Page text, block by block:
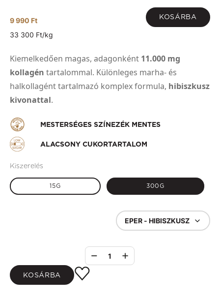
9 990 Ft KOSÁRBA
33 300 Ft/kg
Kiemelkedően magas, adagonként 11.000 mg
kollagén tartalommal. Különleges marha- és
halkollagént tartalmazó komplex formula, hibiszkusz
kivonattal.
MESTERSÉGES SZÍNEZÉK MENTES
ALACSONY CUKORTARTALOM
Kiszerelés
15G 300G
EPER - HIBISZKUSZ
1
KOSÁRBA